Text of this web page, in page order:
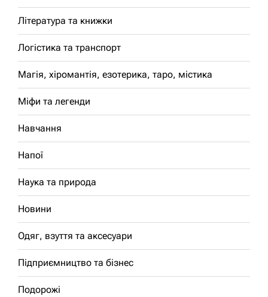
Література та книжки
Логістика та транспорт
Магія, хіромантія, езотерика, таро, містика
Міфи та легенди
Навчання
Напої
Наука та природа
Новини
Одяг, взуття та аксесуари
Підприємництво та бізнес
Подорожі